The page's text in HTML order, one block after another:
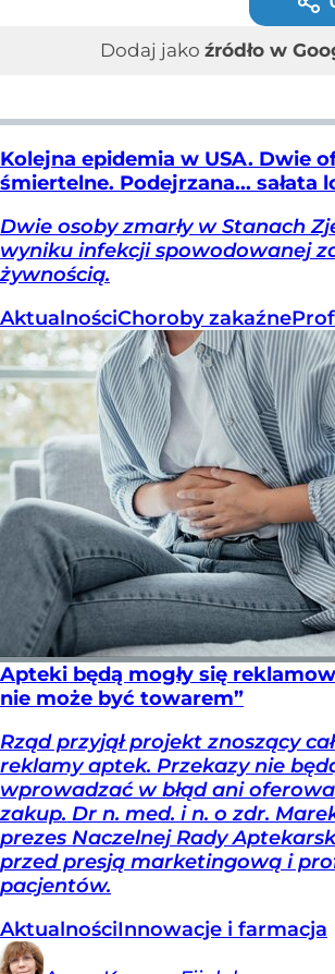
Dodaj jako źródło w
Kolejna epidemia w USA. Dwie
śmiertelne. Podejrzana... sałata
Dwie osoby zmarły w Stanach
wyniku infekcji spowodowanej
żywnością.
AktualnościChoroby zakaźne
Apteki będą mogły się
nie może być towarem”
Rząd przyjął projekt znoszący
reklamy aptek. Przekazy nie
wprowadzać w błąd ani
zakup. Dr n. med. i n. o zdr.
prezes Naczelnej Rady
przed presją marketingową i
pacjentów.
AktualnościInnowacje i farmacja